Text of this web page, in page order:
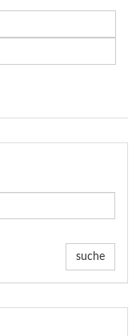
suche